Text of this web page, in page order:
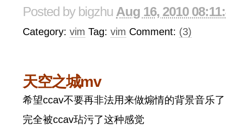
Posted by bigzhu Aug 16, 2010
Category: vim Tag: vim Comment: (3)
天空之城mv
希望ccav不要再非法用来做煽情的背景音乐了
完全被ccav玷污了这种感觉